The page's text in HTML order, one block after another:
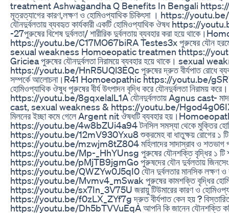
treatment Ashwagandha Q Benefits In Bengali
মূত্রত্যাগের কারণ,লক্ষণ ও হোমিওপ্যাথিক চিকিৎসা । https://
যৌনদুর্বলতায় ব্যবহৃত কার্যকারী একটি হোমিওপ্যাথিক ঔষধ https://
-27পুরুষের বিশেষ দুর্বলতা/ শারীরিক দুর্বলতায় ব্যবহার করা হয়ে
https://youtu.be/C17MO67biRA Testes3x পুরুষের যৌন হরমোন
sexual weakness Homoeopatic treatmen thttps://
Griciea পুরুষের যৌনদুর্বলতা নিরাময়ে ব্যবহার হয়ে থাকে।
https://youtu.be/HnR5UQl3EQc পুরুষের দ্রুত বীর্যপাত রোধে
সম্পর্কে আলোচনা।R41 Homoeopathic https://youtu.be/
হোমিওপ্যাথিক ঔষুধ পুরুষের বীর্য উৎপাদন বৃদ্ধি করে যৌনদুর্বলতা
https://youtu.be/8gqxelalL1A যৌনদুর্বলতায় Agnus cast- মাদার
cast, sexual weakness & https://youtu.be/Hgod4g06IXU
মিলনের ইচ্ছা কমে গেলে Argent nit ঔষধটি ব্যবহার
https://youtu.be/4w8bZUi4a94 টনসিল সমস্যা থেকে মুক্তির
https://youtu.be/12mV930Yxu8 শুক্রমেহ বা ধাতুক্ষয় রোগের ১ টি
https://youtu.be/mzwjm8tZ804 মহিলাদের সাদাস্রাব ও শতভাগ
https://youtu.be/Mp-_HhYUnsg পুরুষের যৌনশক্তি বৃদ্ধির ১ টি
https://youtu.be/pMjTB9jgmGo পুরুষদের যৌন দুর্বলতায় জিনসেং
https://youtu.be/QWZYw0J5qI0 যৌন দুর্বলতার মানসিক লক্ষণ ও
https://youtu.be/Mvmv4_mSwak পুরুষের কামশক্তি বৃদ্ধির
https://youtu.be/sx7In_3V75U জরায়ু টিউমারের কারণ ও
https://youtu.be/f0zLX_ZYf7g দ্রুত বীর্যপাত কেন হয় ?
https://youtu.be/Dh5bTVVuEqA আপনি কি জানেন যৌনশক্তি কমিয়ে